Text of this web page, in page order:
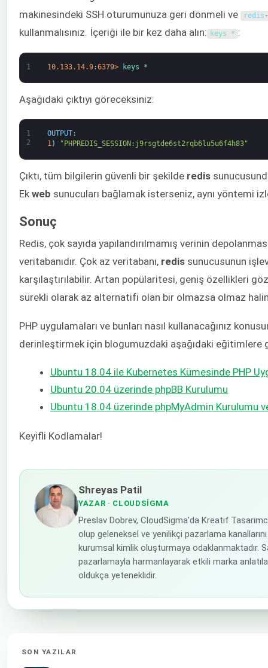
makinesindeki SSH oturumunuza geri dönmeli ve
redis -
kullanmalısınız. İçeriği ile bir kez daha alın: keys * :
1 10.133.14.9:6379> keys *
Aşağıdaki çıktıyı göreceksiniz:
1
2
OUTPUT:
1) "PHPREDIS_SESSION:j9rsgtde6st2rqb6lu5u6f4h83"
Çıktı, tüm bilgilerin güvenli bir şekilde redis
Ek web sunucuları bağlamak isterseniz, aynı yöntemi
Sonuç
Redis, çok sayıda yapılandırılmamış verinin
veritabanıdır. Çok az veritabanı, redis sunucusunun
karşılaştırılabilir. Artan popülaritesi, geniş özellikleri göz
sürekli olarak az alternatifi olan bir olmazsa olmaz
PHP uygulamaları ve bunları nasıl kullanacağınız
derinleştirmek için blogumuzdaki aşağıdaki eğitimlere
Ubuntu 18.04 ile Kubernetes Kümesinde PHP
Ubuntu 20.04 üzerinde phpBB Kurulumu
Ubuntu 18.04 üzerinde phpMyAdmin Kurulumu
Keyifli Kodlamalar!
Shreyas Patil
YAZAR · CLOUDSIGMA
Preslav Dobrev, CloudSigma'da Kreatif
olup geleneksel ve yenilikçi pazarlama
kurumsal kimlik oluşturmaya odaklanmaktadır.
pazarlamayla harmanlayarak etkili marka
oldukça yeteneklidir.
SON YAZILAR